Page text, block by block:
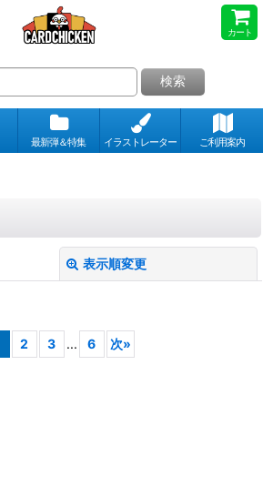
カート
検索
最新弾＆特集 イラストレーター ご利用案内
表示順変更
2 3 ... 6 次»